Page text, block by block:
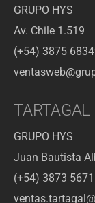
GRUPO HYS
Av. Chile 1.519
(+54) 3875
TARTAGAL
GRUPO HYS
Juan Bautista
(+54) 3873